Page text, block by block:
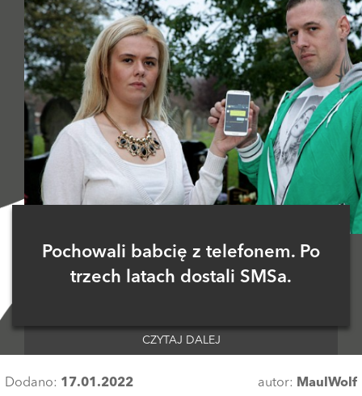
Pochowali babcię z telefonem. Po
trzech latach dostali SMSa.
CZYTAJ DALEJ
Dodano: 17.01.2022 autor: MaulWolf